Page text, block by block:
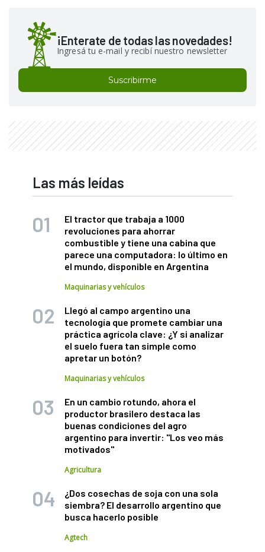
¡Enterate de todas las novedades!
Ingresá tu e-mail y recibí nuestro newsletter
Suscribirme
Las más leídas
El tractor que trabaja a 1000
revoluciones para ahorrar
combustible y tiene una cabina que
parece una computadora: lo último en
el mundo, disponible en Argentina
Maquinarias y vehículos
Llegó al campo argentino una
tecnología que promete cambiar una
práctica agrícola clave: ¿Y si analizar
el suelo fuera tan simple como
apretar un botón?
Maquinarias y vehículos
En un cambio rotundo, ahora el
productor brasilero destaca las
buenas condiciones del agro
argentino para invertir: "Los veo más
motivados"
Agricultura
¿Dos cosechas de soja con una sola
siembra? El desarrollo argentino que
busca hacerlo posible
Agtech